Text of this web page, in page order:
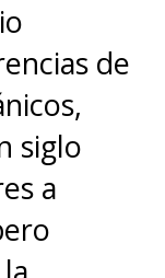
de
siglo
a